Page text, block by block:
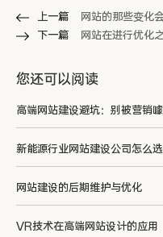
上一篇
网站的那些变化
下一篇
网站在进行优化
您还可以阅读
高端网站建设避坑：别被营销
新能源行业网站建设公司怎么
网站建设的后期维护与优化
VR技术在高端网站设计的应用